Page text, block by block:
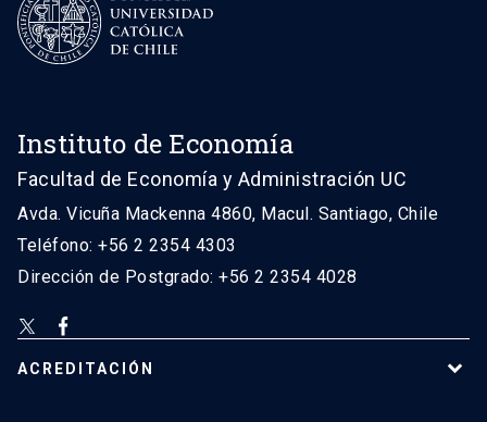
Instituto de Economía
Facultad de Economía y Administración UC
Avda. Vicuña Mackenna 4860, Macul. Santiago, Chile
Teléfono: +56 2 2354 4303
Dirección de Postgrado: +56 2 2354 4028
ACREDITACIÓN